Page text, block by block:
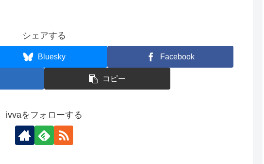
シェアする
Bluesky Facebook
コピー
ivvaをフォローする